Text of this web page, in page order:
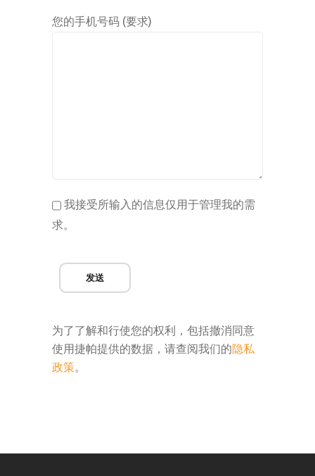
您的手机号码 (要求)
我接受所输入的信息仅用于管理我的需
求。
发送
为了了解和行使您的权利，包括撤消同意
使用捷帕提供的数据，请查阅我们的隐私
政策。